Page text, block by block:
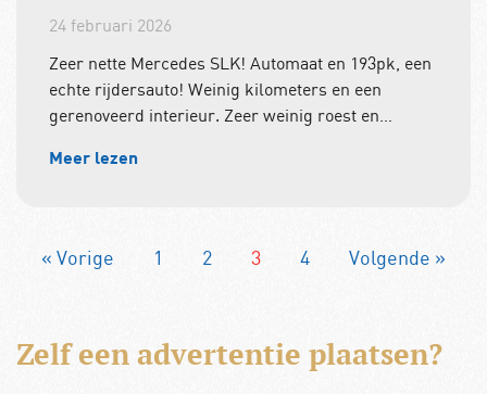
24 februari 2026
Zeer nette Mercedes SLK! Automaat en 193pk, een
echte rijdersauto! Weinig kilometers en een
gerenoveerd interieur. Zeer weinig roest en…
Meer lezen
« Vorige 1 2 3 4 Volgende »
Zelf een advertentie plaatsen?